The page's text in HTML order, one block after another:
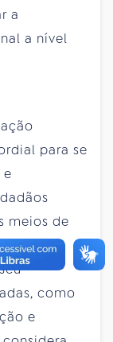
a
a nível
para se
e
meios de
de
como
e